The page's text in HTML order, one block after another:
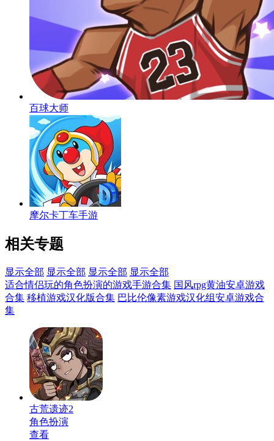
百球大师
摩尔卡丁车手游
相关专题
显示全部 显示全部 显示全部 显示全部
适合情侣玩的角色扮演的游戏手游合集 国风rpg黄油安卓游戏
合集 移植游戏汉化版合集 巴比伦像素游戏汉化组安卓游戏合
集
古荒遗迹2
角色扮演
查看